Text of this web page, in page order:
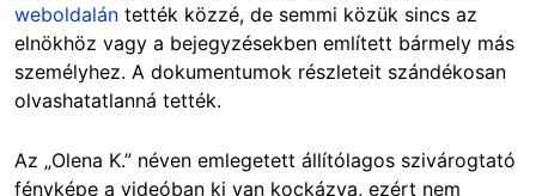
weboldalán tették közzé, de semmi közük sincs az
elnökhöz vagy a bejegyzésekben említett bármely más
személyhez. A dokumentumok részleteit szándékosan
olvashatatlanná tették.
Az „Olena K.” néven emlegetett állítólagos szivárogtató
fényképe a videóban ki van kockázva, ezért nem